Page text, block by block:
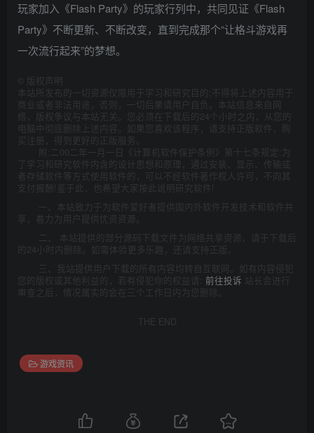
玩家加入《Flash Party》的玩家行列中，共同见证《Flash
Party》不断更新、不断改变，直到完成那个“让格斗游戏再
一次流行起来”的梦想。
版权声明
本站所发布的一切资源仅限用于学习和研究目的;不得将上述内容用于
商业或者非法用途，否则，一切后果请用户自负。本站信息来自网
络，版权争议与本站无关。您必须在下载后的24个小时之内，从您的
电脑中彻底删除上述内容。如果您喜欢该程序，请支持正版软件，购
买注册，得到更好的正版服务。
附:二00二年一月一日《计算机软件保护条例》第十七条规定:为
了学习和研究软件内含的设计思想和原理，通过安装、显示、传输或
者存储软件等方式使用软件的，可以不经软件著作权人许可，不向其
支付报酬!鉴于此，也希望大家按此说明研究软件!
一、本站致力于为软件爱好者提供国内外软件开发技术和软件共
享，着力为用户提供优资资源。
二、 本站提供的部分源码下载文件为网络共享资源，请于下载后
的24小时内删除。如需体验更多乐趣，还请支持正版。
三、我站提供用户下载的所有内容均转自互联网。如有内容侵犯
您的版权或其他利益的，若有侵犯你的权益请: 前往投诉 站长会进行
审查之后，情况属实的会在三个工作日内为您删除。
THE END
游戏资讯